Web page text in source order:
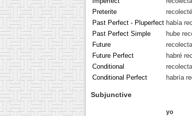
Preterite
recolecté
Past Perfect - Pluperfect había
Past Perfect Simple
hube
Future
Future Perfect
habré
Conditional
Conditional Perfect
habría
Subjunctive
yo